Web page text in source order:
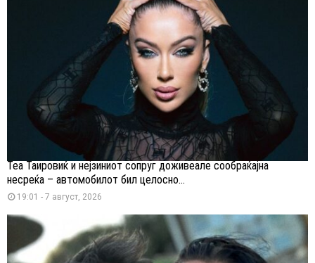
Теа Таировиќ и нејзиниот сопруг доживеале сообраќајна
несреќа – автомобилот бил целосно...
19:01 - 7 август, 2026